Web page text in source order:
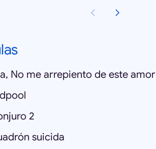
No me arrepiento de este amor
2
suicida